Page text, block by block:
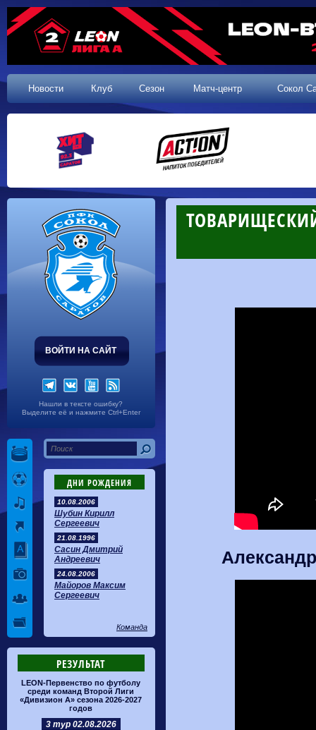
Новости Клуб Сезон Матч-центр Сокол
ВОЙТИ НА САЙТ
Нашли в тексте ошибку?
Выделите её и нажмите Ctrl+Enter
ДНИ РОЖДЕНИЯ
10.08.2006
Шубин Кирилл
Сергеевич
21.08.1996
Сасин Дмитрий
Андреевич
24.08.2006
Майоров Максим
Сергеевич
Команда
РЕЗУЛЬТАТ
LEON-Первенство по футболу
среди команд Второй Лиги
«Дивизион А» сезона 2026-2027
годов
3 тур 02.08.2026